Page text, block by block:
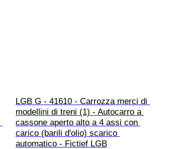
LGB G - 41610 - Carrozza merci di
modellini di treni (1) - Autocarro a
cassone aperto alto a 4 assi con
carico (barili d'olio) scarico
automatico - Fictief LGB